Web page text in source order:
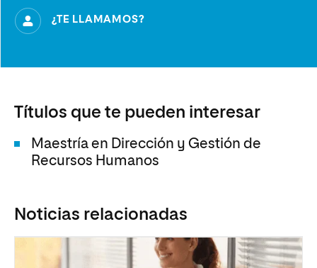
¿TE LLAMAMOS?
Títulos que te pueden interesar
Maestría en Dirección y Gestión de
Recursos Humanos
Noticias relacionadas